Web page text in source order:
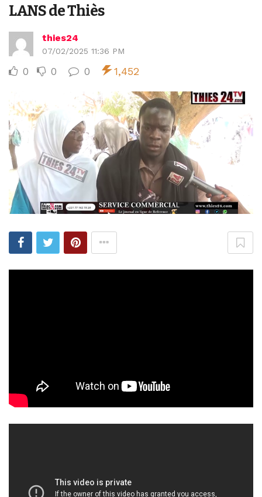
LANS de Thiès
thies24
07/02/2025 11:36 PM
0 0 0 1,452